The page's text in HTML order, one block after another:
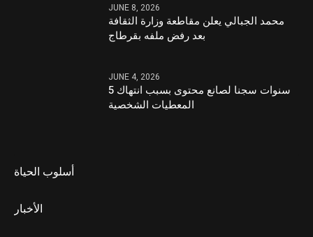
JUNE 8, 2026
محمد الجبالي يعلن مقاطعة وزارة الثقافة
بعد رفض ملفه بقرطاج
JUNE 4, 2026
5 سنوات سجنا لصانع محتوى بسبب انتهاك
المعطيات الشخصية
أسلوب الحياة
الأخبار